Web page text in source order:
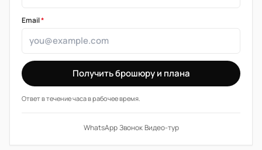
Email*
Получить брошюру и плана
Ответ в течение часа в рабочее время.
WhatsApp·Звонок·Видео-тур